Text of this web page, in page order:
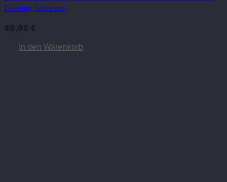
Fassung (schwarz)
49,95 €
In den Warenkorb